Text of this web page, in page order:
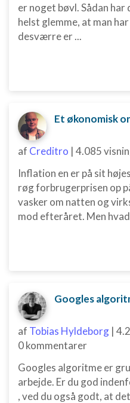
er noget bøvl. Sådan har
helst glemme, at man
desværre er ...
Et økonomisk
af Creditro | 4.085
Inflation en er på sit
røg forbrugerprisen op
vasker om natten og
mod efteråret. Men
af Tobias Hyldeborg |
0 kommentarer
Googles algoritme er
arbejde. Er du god
, ved du også godt, at